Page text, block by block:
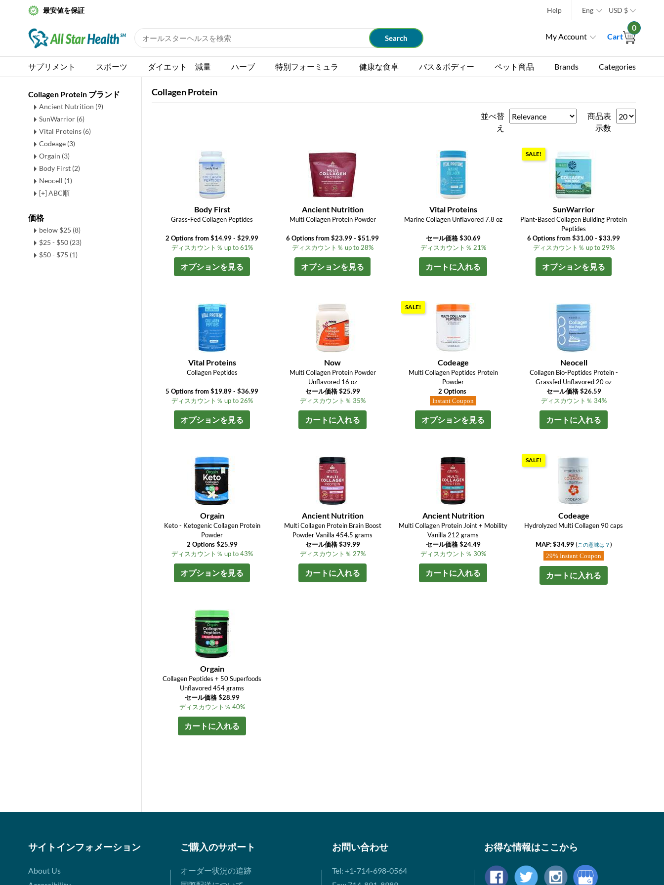
最安値を保証 Help Eng USD $
My Account Cart
0
サプリメント スポーツ ダイエット 減量 ハーブ 特別フォーミュラ 健康な食卓 バス＆ボディー ペット商品 Brands Categories
Collagen Protein ブランド
Ancient Nutrition (9)
SunWarrior (6)
Vital Proteins (6)
Codeage (3)
Orgain (3)
Body First (2)
Neocell (1)
[+] ABC順
価格
below $25 (8)
$25 - $50 (23)
$50 - $75 (1)
Collagen Protein
並べ替
え
商品表
示数
Body First
Grass-Fed Collagen Peptides
2 Options from $14.99 - $29.99
ディスカウント％ up to 61%
オプションを見る
Ancient Nutrition
Multi Collagen Protein Powder
6 Options from $23.99 - $51.99
ディスカウント％ up to 28%
オプションを見る
Vital Proteins
Marine Collagen Unflavored 7.8 oz
セール価格 $30.69
ディスカウント％ 21%
カートに入れる
SALE!
SunWarrior
Plant-Based Collagen Building Protein
Peptides
6 Options from $31.00 - $33.99
ディスカウント％ up to 29%
オプションを見る
Vital Proteins
Collagen Peptides
5 Options from $19.89 - $36.99
ディスカウント％ up to 26%
オプションを見る
Now
Multi Collagen Protein Powder
Unflavored 16 oz
セール価格 $25.99
ディスカウント％ 35%
カートに入れる
SALE!
Codeage
Multi Collagen Peptides Protein
Powder
2 Options
Instant Coupon
オプションを見る
Neocell
Collagen Bio-Peptides Protein -
Grassfed Unflavored 20 oz
セール価格 $26.59
ディスカウント％ 34%
カートに入れる
Orgain
Keto - Ketogenic Collagen Protein
Powder
2 Options $25.99
ディスカウント％ up to 43%
オプションを見る
Ancient Nutrition
Multi Collagen Protein Brain Boost
Powder Vanilla 454.5 grams
セール価格 $39.99
ディスカウント％ 27%
カートに入れる
Ancient Nutrition
Multi Collagen Protein Joint + Mobility
Vanilla 212 grams
セール価格 $24.49
ディスカウント％ 30%
カートに入れる
SALE!
Codeage
Hydrolyzed Multi Collagen 90 caps
MAP: $34.99(この意味は？ )
29% Instant Coupon
カートに入れる
Orgain
Collagen Peptides + 50 Superfoods
Unflavored 454 grams
セール価格 $28.99
ディスカウント％ 40%
カートに入れる
サイトインフォメーション
About Us
ご購入のサポート
オーダー状況の追跡
お問い合わせ
Tel: +1-714-698-0564
お得な情報はここから